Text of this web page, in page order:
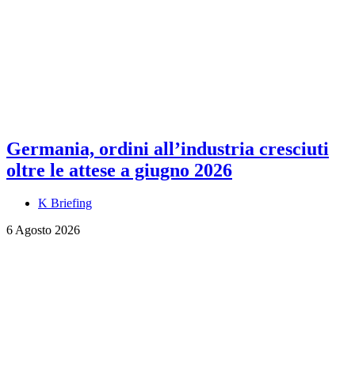
Germania, ordini all’industria cresciuti
oltre le attese a giugno 2026
K Briefing
6 Agosto 2026